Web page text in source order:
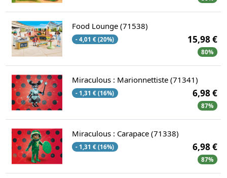
Food Lounge (71538)
- 4,01 € (20%) 15,98 €
80%
Miraculous : Marionnettiste (71341)
- 1,31 € (16%) 6,98 €
87%
Miraculous : Carapace (71338)
- 1,31 € (16%) 6,98 €
87%